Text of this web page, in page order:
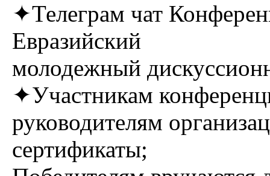
✦Телеграм чат
Евразийский
молодежный
✦Участникам
руководителям
сертификаты;